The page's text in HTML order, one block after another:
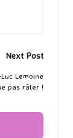
Next Post
Lemoine
pas râter !